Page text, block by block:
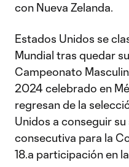
con Nueva Zelanda.
Estados Unidos se
Mundial tras quedar
Campeonato
2024 celebrado en
regresan de la
Unidos a conseguir
consecutiva para la
18.ª participación en